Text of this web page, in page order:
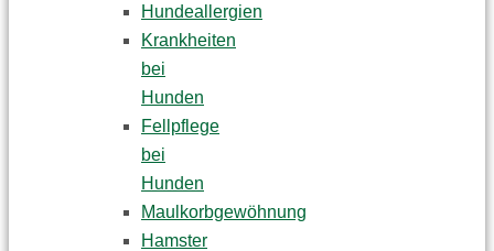
Hundeallergien
Krankheiten
bei
Hunden
Fellpflege
bei
Hunden
Maulkorbgewöhnung
Hamster